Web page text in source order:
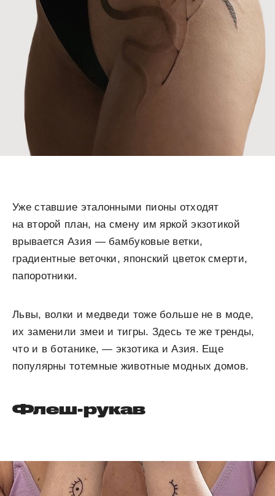
Уже ставшие эталонными пионы отходят
на второй план, на смену им яркой экзотикой
врывается Азия — бамбуковые ветки,
градиентные веточки, японский цветок смерти,
папоротники.
Львы, волки и медведи тоже больше не в моде,
их заменили змеи и тигры. Здесь те же тренды,
что и в ботанике, — экзотика и Азия. Еще
популярны тотемные животные модных домов.
Флеш-рукав